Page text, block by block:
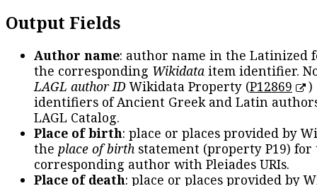
Output Fields
Author name: author name in the Latinized
the corresponding Wikidata item identifier.
LAGL author IDWikidata Property (P12869
)
identifiers of Ancient Greek and Latin
LAGL Catalog.
Place of birth: place or places provided by
the place of birth statement (property P19) for
corresponding author with Pleiades URIs.
Place of death: place or places provided by